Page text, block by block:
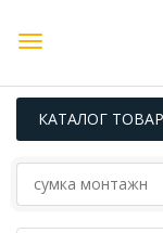
КАТАЛОГ